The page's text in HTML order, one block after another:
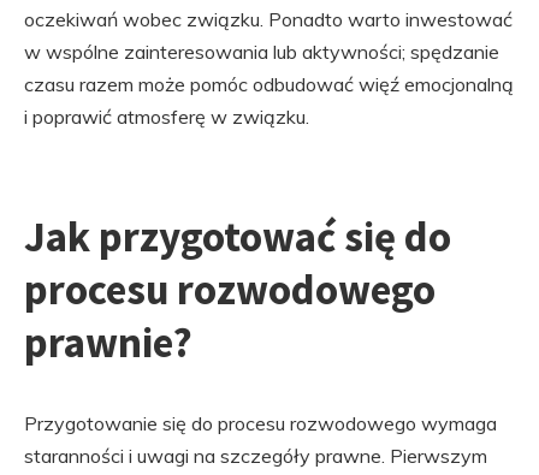
oczekiwań wobec związku. Ponadto warto inwestować
w wspólne zainteresowania lub aktywności; spędzanie
czasu razem może pomóc odbudować więź emocjonalną
i poprawić atmosferę w związku.
Jak przygotować się do
procesu rozwodowego
prawnie?
Przygotowanie się do procesu rozwodowego wymaga
staranności i uwagi na szczegóły prawne. Pierwszym